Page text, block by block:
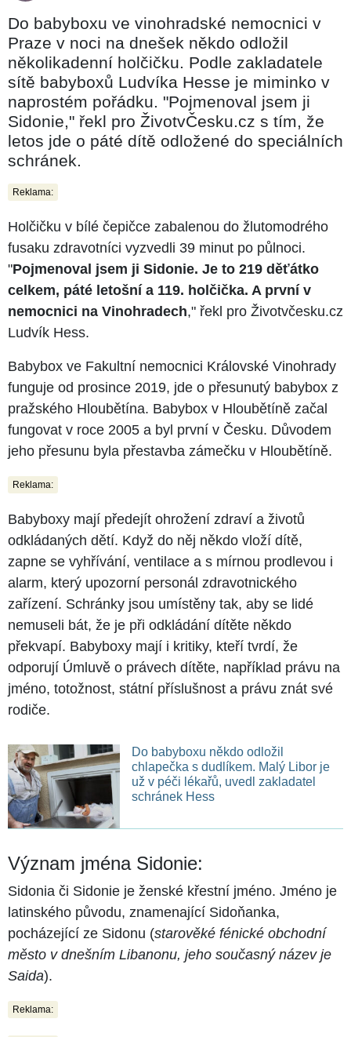
Do babyboxu ve vinohradské nemocnici v
Praze v noci na dnešek někdo odložil
několikadenní holčičku. Podle zakladatele
sítě babyboxů Ludvíka Hesse je miminko v
naprostém pořádku. "Pojmenoval jsem ji
Sidonie," řekl pro ŽivotvČesku.cz s tím, že
letos jde o páté dítě odložené do speciálních
schránek.
Reklama:
Holčičku v bílé čepičce zabalenou do žlutomodrého
fusaku zdravotníci vyzvedli 39 minut po půlnoci.
"Pojmenoval jsem ji Sidonie. Je to 219 děťátko
celkem, páté letošní a 119. holčička. A první v
nemocnici na Vinohradech," řekl pro Životvčesku.cz
Ludvík Hess.
Babybox ve Fakultní nemocnici Královské Vinohrady
funguje od prosince 2019, jde o přesunutý babybox z
pražského Hloubětína. Babybox v Hloubětíně začal
fungovat v roce 2005 a byl první v Česku. Důvodem
jeho přesunu byla přestavba zámečku v Hloubětíně.
Reklama:
Babyboxy mají předejít ohrožení zdraví a životů
odkládaných dětí. Když do něj někdo vloží dítě,
zapne se vyhřívání, ventilace a s mírnou prodlevou i
alarm, který upozorní personál zdravotnického
zařízení. Schránky jsou umístěny tak, aby se lidé
nemuseli bát, že je při odkládání dítěte někdo
překvapí. Babyboxy mají i kritiky, kteří tvrdí, že
odporují Úmluvě o právech dítěte, například právu na
jméno, totožnost, státní příslušnost a právu znát své
rodiče.
Do babyboxu někdo odložil
chlapečka s dudlíkem. Malý Libor je
už v péči lékařů, uvedl zakladatel
schránek Hess
Význam jména Sidonie:
Sidonia či Sidonie je ženské křestní jméno. Jméno je
latinského původu, znamenající Sidoňanka,
pocházející ze Sidonu (starověké fénické obchodní
město v dnešním Libanonu, jeho současný název je
Saida).
Reklama: